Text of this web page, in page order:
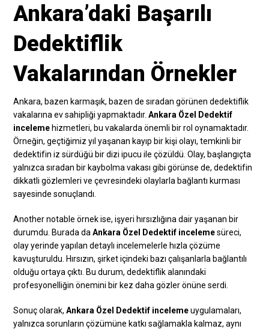
Ankara’daki Başarılı
Dedektiflik
Vakalarından Örnekler
Ankara, bazen karmaşık, bazen de sıradan görünen dedektiflik
vakalarına ev sahipliği yapmaktadır.Ankara Özel Dedektif
inceleme hizmetleri, bu vakalarda önemli bir rol oynamaktadır.
Örneğin, geçtiğimiz yıl yaşanan kayıp bir kişi olayı, temkinli bir
dedektifin iz sürdüğü bir dizi ipucu ile çözüldü. Olay, başlangıçta
yalnızca sıradan bir kaybolma vakası gibi görünse de, dedektifin
dikkatli gözlemleri ve çevresindeki olaylarla bağlantı kurması
sayesinde sonuçlandı.
Another notable örnek ise, işyeri hırsızlığına dair yaşanan bir
durumdu. Burada daAnkara Özel Dedektif incelemesüreci,
olay yerinde yapılan detaylı incelemelerle hızla çözüme
kavuşturuldu. Hırsızın, şirket içindeki bazı çalışanlarla bağlantılı
olduğu ortaya çıktı. Bu durum, dedektiflik alanındaki
profesyonelliğin önemini bir kez daha gözler önüne serdi.
Sonuç olarak,Ankara Özel Dedektif incelemeuygulamaları,
yalnızca sorunların çözümüne katkı sağlamakla kalmaz, aynı